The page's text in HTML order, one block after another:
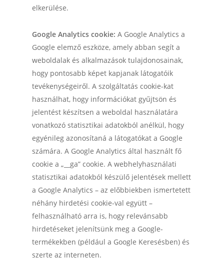
elkerülése.
Google Analytics cookie: A Google Analytics a
Google elemző eszköze, amely abban segít a
weboldalak és alkalmazások tulajdonosainak,
hogy pontosabb képet kapjanak látogatóik
tevékenységeiről. A szolgáltatás cookie-kat
használhat, hogy információkat gyűjtsön és
jelentést készítsen a weboldal használatára
vonatkozó statisztikai adatokból anélkül, hogy
egyénileg azonosítaná a látogatókat a Google
számára. A Google Analytics által használt fő
cookie a „__ga” cookie. A webhelyhasználati
statisztikai adatokból készülő jelentések mellett
a Google Analytics – az előbbiekben ismertetett
néhány hirdetési cookie-val együtt –
felhasználható arra is, hogy relevánsabb
hirdetéseket jelenítsünk meg a Google-
termékekben (például a Google Keresésben) és
szerte az interneten.